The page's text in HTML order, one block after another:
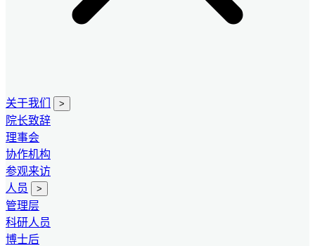
关于我们 >
院长致辞
理事会
协作机构
参观来访
人员
>
管理层
科研人员
博士后